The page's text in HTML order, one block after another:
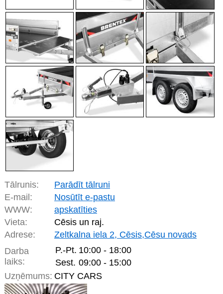
Tālrunis:
Parādīt tālruni
E-mail:
Nosūtīt e-pastu
WWW:
apskatīties
Vieta:
Cēsis un raj.
Adrese:
Zeltkalna iela 2, Cēsis,Cēsu novads
Darba
laiks:
P.-Pt. 10:00 - 18:00
Sest. 09:00 - 15:00
Uzņēmums: CITY CARS